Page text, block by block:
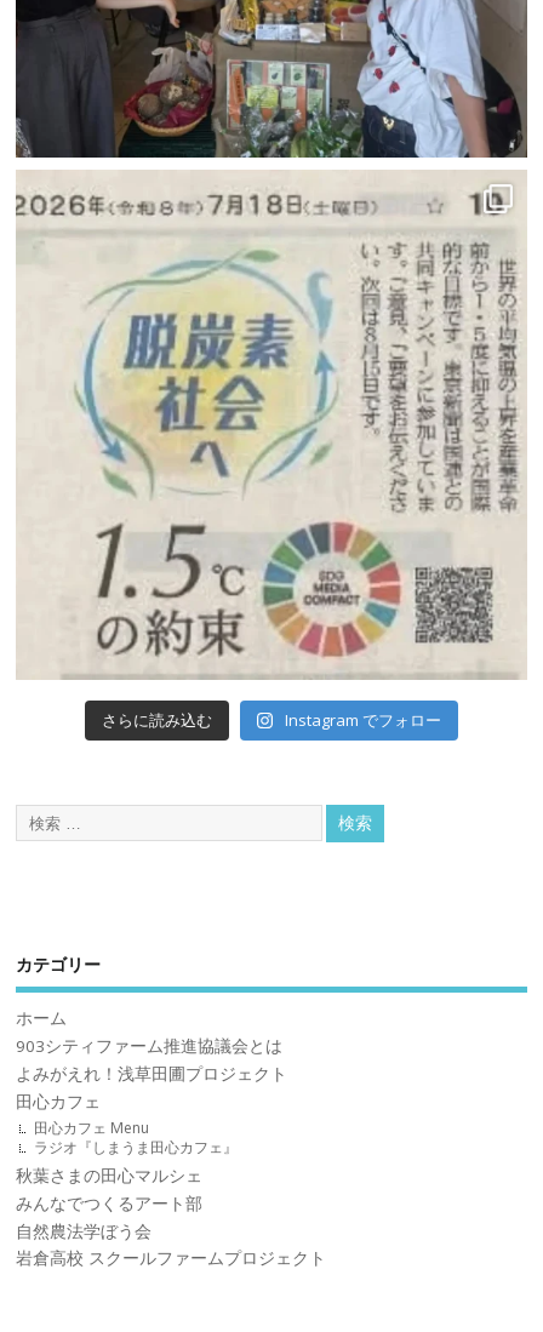
さらに読み込む Instagram でフォロー
カテゴリー
ホーム
903シティファーム推進協議会とは
よみがえれ！浅草田圃プロジェクト
田心カフェ
田心カフェ Menu
ラジオ『しまうま田心カフェ』
秋葉さまの田心マルシェ
みんなでつくるアート部
自然農法学ぼう会
岩倉高校 スクールファームプロジェクト